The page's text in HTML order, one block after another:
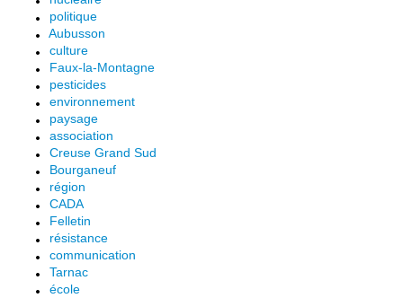
politique
Aubusson
culture
Faux-la-Montagne
pesticides
environnement
paysage
association
Creuse Grand Sud
Bourganeuf
région
CADA
Felletin
résistance
communication
Tarnac
école